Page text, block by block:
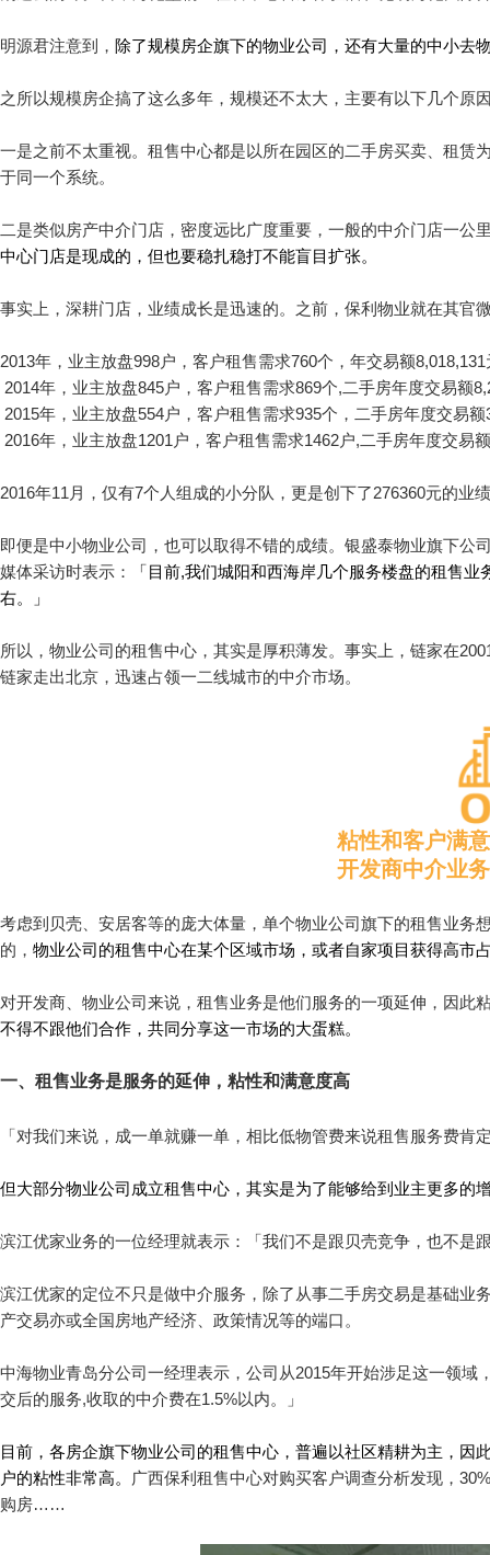
明源君注意到， 除了规模房企旗下的物业公司，还有大量的中小去
之所以规模房企搞了这么多年，规模还不太大，主要有以下几个原
一是之前不太重视。租售中心都是以所在园区的二手房买卖、租
于同一个系统。
二是类似房产中介门店，密度远比广度重要，一般的中介门店一公
中心门店是现成的，但也要稳扎稳打不能盲目扩张。
事实上，深耕门店，业绩成长是迅速的。之前，保利物业就在其官
2013年，业主放盘998户，客户租售需求760个，年交易额8,018,131
2014年，业主放盘845户，客户租售需求869个,二手房年度交易额
2015年，业主放盘554户，客户租售需求935个，二手房年度交易
2016年，业主放盘1201户，客户租售需求1462户,二手房年度交易
2016年11月，仅有7个人组成的小分队，更是创下了276360元的业
即便是中小物业公司，也可以取得不错的成绩。银盛泰物业旗下
媒体采访时表示：
「目前,我们城阳和西海岸几个服务楼盘的租售
右。」
所以，物业公司的租售中心，其实是厚积薄发。事实上，链家在
链家走出北京，迅速占领一二线城市的中介市场。
粘性和客户满
开发商中介业
考虑到贝壳、安居客等的庞大体量，单个物业公司旗下的租售业
的， 物业公司的租售中心在某个区域市场，或者自家项目获得高市
对开发商、物业公司来说，租售业务是他们服务的一项延伸，因此
不得不跟他们合作，共同分享这一市场的大蛋糕。
一、租售业务是服务的延伸，粘性和满意度高
「对我们来说，成一单就赚一单，相比低物管费来说租售服务费
但大部分物业公司成立租售中心，其实是为了能够给到业主更多的
滨江优家业务的一位经理就表示：「我们不是跟贝壳竞争，也不是
滨江优家的定位不只是做中介服务，除了从事二手房交易是基础
产交易亦或全国房地产经济、政策情况等的端口。
中海物业青岛分公司一经理表示，公司从2015年开始涉足这一领
交后的服务,收取的中介费在1.5%以内。」
目前，各房企旗下物业公司的租售中心，普遍以社区精耕为主，
户的粘性非常高。
广西保利租售中心对购买客户调查分析发现，
购房……